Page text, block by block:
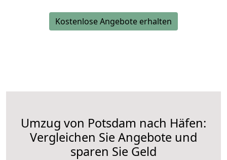
Kostenlose Angebote erhalten
Umzug von Potsdam nach Häfen:
Vergleichen Sie Angebote und
sparen Sie Geld